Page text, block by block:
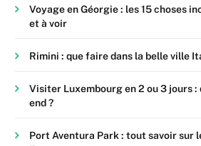
Voyage en Géorgie : les 15 choses
et à voir
Rimini : que faire dans la belle ville
Visiter Luxembourg en 2 ou 3 jours :
end ?
Port Aventura Park : tout savoir sur